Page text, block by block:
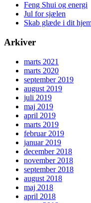
Feng Shui og energi
Jul for sjælen
Skab glæde i dit
Arkiver
marts 2021
marts 2020
september 2019
august 2019
juli 2019
maj 2019
april 2019
marts 2019
februar 2019
januar 2019
december 2018
november 2018
september 2018
august 2018
maj 2018
april 2018